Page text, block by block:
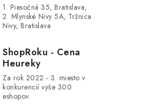
1. Piesočná 35, Bratislava,
2. Mlynské Nivy 5A, Tržnica
Nivy, Bratislava
ShopRoku - Cena
Heureky
Za rok 2022 - 3. miesto v
konkurencií vyše 300
eshopov.